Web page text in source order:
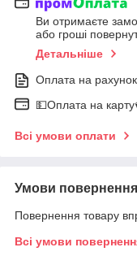
Ви отримаєте
або гроші
Детальніше
Оплата на рахунок
💵Оплата на
Всі умови оплати
Умови повернення
Повернення товару
Всі умови